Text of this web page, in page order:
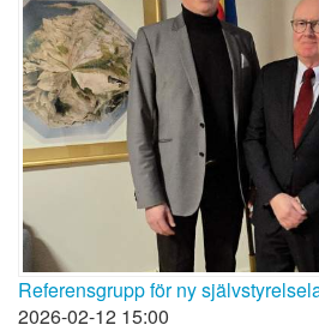
Referensgrupp för ny
2026-02-12 15:00